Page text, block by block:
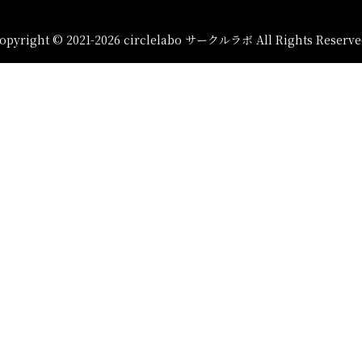
© 2021-2026 circlelabo サークルラボ All Rights